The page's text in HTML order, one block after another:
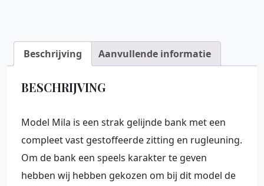
Beschrijving Aanvullende informatie
BESCHRIJVING
Model Mila is een strak gelijnde bank met een
compleet vast gestoffeerde zitting en rugleuning.
Om de bank een speels karakter te geven
hebben wij hebben gekozen om bij dit model de